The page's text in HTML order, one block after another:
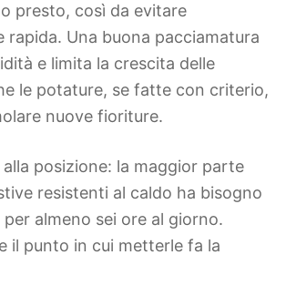
presto, così da evitare
rapida. Una buona pacciamatura
e limita la crescita delle
le potature, se fatte con criterio,
nuove fioriture.
posizione: la maggior parte
resistenti al caldo ha bisogno
almeno sei ore al giorno.
il punto in cui metterle fa la